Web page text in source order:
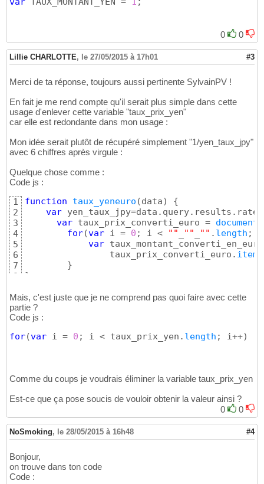
0 0
Lillie CHARLOTTE, le 27/05/2015 à 17h01 #3
Merci de ta réponse, toujours aussi pertinente SylvainPV !
En fait je me rend compte qu'il serait plus simple dans cette
usage d'enlever cette variable "taux_prix_yen"
car elle est redondante dans mon usage :
Mon idée serait plutôt de récupéré simplement "1/yen_taux_jpy"
avec 6 chiffres après virgule :
Quelque chose comme :
Code js :
1
2
3
4
5
6
7
8
function taux_yeneuro (data)
{
var yen_taux_jpy=data.query.results.rate
var taux_prix_converti_euro = document
for(var i = 0 ; i < "" "" "" . length ;
var
		taux_prix_converti_euro.
item
}
}
Mais, c'est juste que je ne comprend pas quoi faire avec cette
partie ?
Code js :
for(var i = 0 ; i < taux_prix_yen. length ; i++)
Comme du coups je voudrais éliminer la variable taux_prix_yen
Est-ce que ça pose soucis de vouloir obtenir la valeur ainsi ?
0
0
NoSmoking, le 28/05/2015 à 16h48 #4
Bonjour,
on trouve dans ton code
Code :